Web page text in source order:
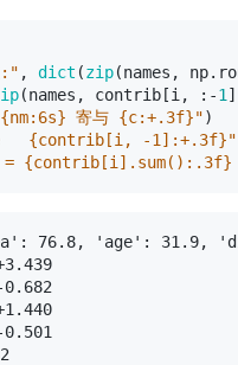
:" , dict (zip(names , np.
(names , contrib [i , : -1
寄与 {c:+.3f}")
{contrib[i, -1]:+.3f}"
=
76.8, 'age':
0.682
0.501